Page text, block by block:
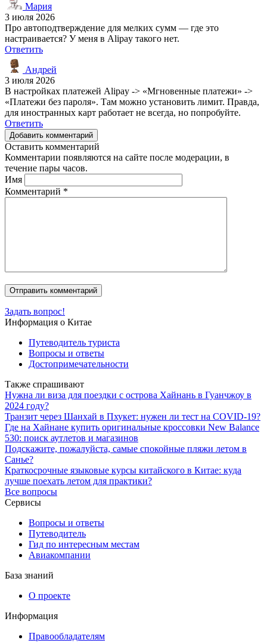
Мария
3 июля 2026
Про автоподтверждение для мелких сумм — где это
настраивается? У меня в Alipay такого нет.
Ответить
Андрей
3 июля 2026
В настройках платежей Alipay -> «Мгновенные платежи» ->
«Платежи без пароля». Там можно установить лимит. Правда,
для иностранных карт работает не всегда, но попробуйте.
Ответить
Добавить комментарий
Оставить комментарий
Комментарии появляются на сайте после модерации, в
течение пары часов.
Имя
Комментарий *
Задать вопрос!
Информация о Китае
Путеводитель туриста
Вопросы и ответы
Достопримечательности
Также спрашивают
Нужна ли виза для поездки с острова Хайнань в Гуанчжоу в
2024 году?
Транзит через Шанхай в Пхукет: нужен ли тест на COVID-19?
Где на Хайнане купить оригинальные кроссовки New Balance
530: поиск аутлетов и магазинов
Подскажите, пожалуйста, самые спокойные пляжи летом в
Санье?
Краткосрочные языковые курсы китайского в Китае: куда
лучше поехать летом для практики?
Все вопросы
Сервисы
Вопросы и ответы
Путеводитель
Гид по интересным местам
Авиакомпании
База знаний
О проекте
Информация
Правообладателям